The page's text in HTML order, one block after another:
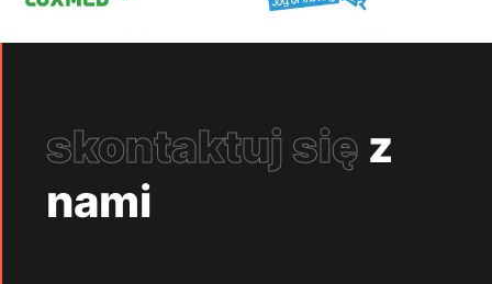
skontaktuj się z
nami